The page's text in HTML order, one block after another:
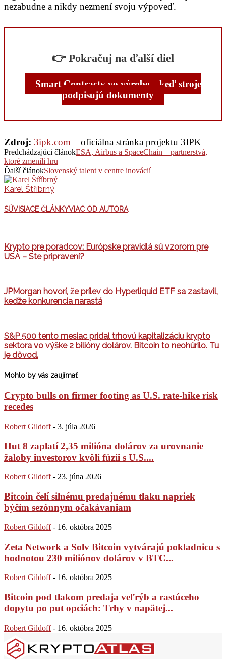
nezabudne a nikdy nezmení svoju výpoveď.
👉 Pokračuj na ďalší diel
Smart Contracty vo výrobe – keď stroje
podpisujú dokumenty
Zdroj: 3ipk.com – oficiálna stránka projektu 3IPK
Predchádzajúci článokESA, Airbus a SpaceChain – partnerstvá,
ktoré zmenili hru
Ďalší článokSlovenský talent v centre inovácií
Karel Štříbrný
SÚVISIACE ČLÁNKYVIAC OD AUTORA
Krypto pre poradcov: Európske pravidlá sú vzorom pre
USA – Ste pripravení?
JPMorgan hovorí, že prílev do Hyperliquid ETF sa zastavil,
keďže konkurencia narastá
S&P 500 tento mesiac pridal trhovú kapitalizáciu krypto
sektora vo výške 2 bilióny dolárov. Bitcoin to neohúrilo. Tu
je dôvod.
Mohlo by vás zaujímať
Crypto bulls on firmer footing as U.S. rate-hike risk
recedes
Robert Gildoff - 3. júla 2026
Hut 8 zaplatí 2,35 milióna dolárov za urovnanie
žaloby investorov kvôli fúzii s U.S....
Robert Gildoff - 23. júna 2026
Bitcoin čelí silnému predajnému tlaku napriek
býčím sezónnym očakávaniam
Robert Gildoff - 16. októbra 2025
Zeta Network a Solv Bitcoin vytvárajú pokladnicu s
hodnotou 230 miliónov dolárov v BTC...
Robert Gildoff - 16. októbra 2025
Bitcoin pod tlakom predaja veľrýb a rastúceho
dopytu po put opciách: Trhy v napätej...
Robert Gildoff - 16. októbra 2025